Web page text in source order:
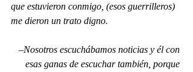
que estuvieron conmigo, (esos guerrilleros)
me dieron un trato digno.
–Nosotros escuchábamos noticias y él con
esas ganas de escuchar también, porque